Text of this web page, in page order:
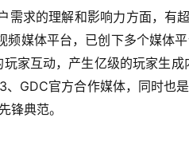
需求的理解和影响力方面，有
媒体平台，已创下多个媒体
家互动，产生亿级的玩家生成
GDC官方合作媒体，同时也
锋典范。